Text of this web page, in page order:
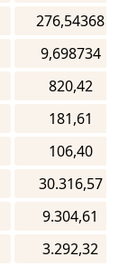
276,54368
9,698734
820,42
181,61
106,40
30.316,57
9.304,61
3.292,32